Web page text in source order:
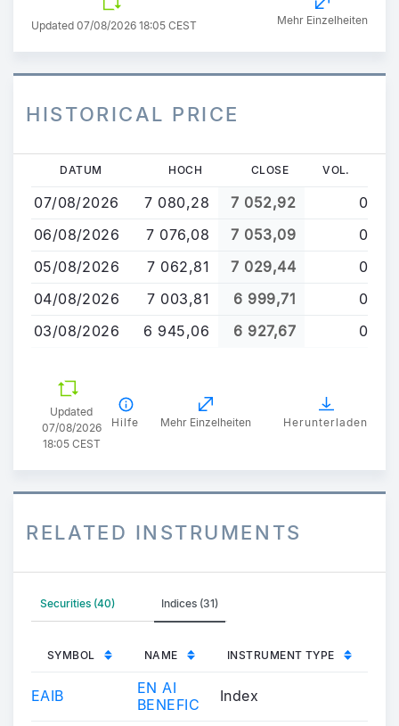
Updated 07/08/2026 18:05 CEST Mehr Einzelheiten
HISTORICAL PRICE
Direkt
Inhalt
DATUM HOCH CLOSE VOL.
07/08/2026 7 080,28 7 052,92
0
06/08/2026
7 076,08 7 053,09
0
05/08/2026
7 062,81 7 029,44
0
04/08/2026
7 003,81 6 999,71
0
03/08/2026
6 945,06 6 927,67 0
Updated
07/08/2026
18:05 CEST
Hilfe Mehr Einzelheiten Herunterladen
RELATED INSTRUMENTS
Securities (40) Indices (31)
SYMBOL NAME INSTRUMENT TYPE
EAIB
EN AI
BENEFIC
Index